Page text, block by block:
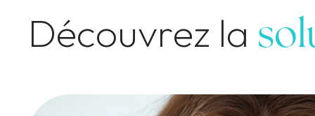
Découvrez la